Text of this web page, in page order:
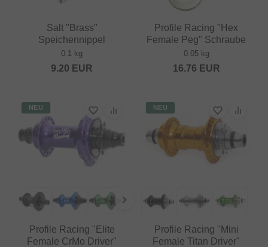
Salt "Brass"
Speichennippel
0.1 kg
9.20 EUR
Profile Racing "Hex
Female Peg" Schraube
0.05 kg
16.76 EUR
NEU
Profile Racing "Elite
Female CrMo Driver"
NEU
Profile Racing "Mini
Female Titan Driver"